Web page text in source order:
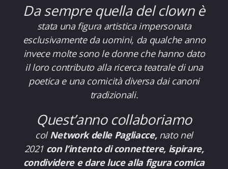
Da sempre quella del clown è
stata una figura artistica impersonata
esclusivamente da uomini, da qualche anno
invece molte sono le donne che hanno dato
il loro contributo alla ricerca teatrale di una
poetica e una comicità diversa dai canoni
tradizionali.
Quest’anno collaboriamo
colNetwork delle Pagliacce,nato nel
2021 con l’intento di connettere, ispirare,
condividere e dare luce alla figura comica